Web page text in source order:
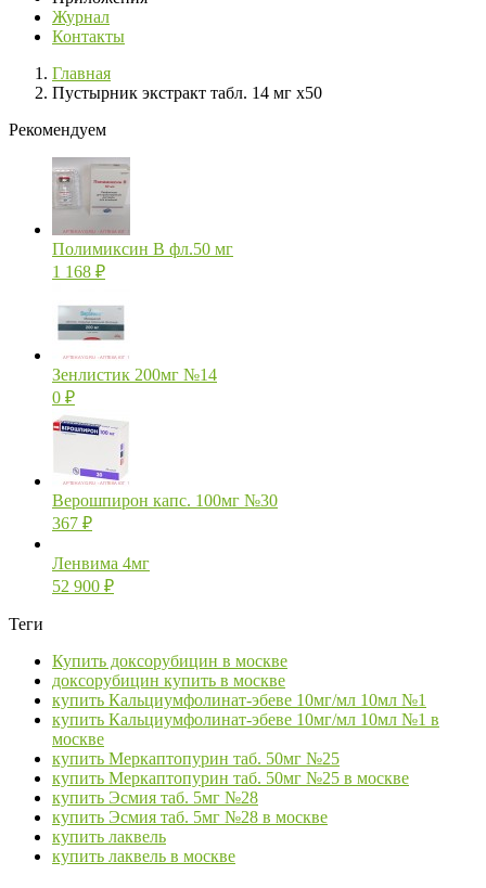
Журнал
Контакты
Главная
Пустырник экстракт табл. 14 мг х50
Рекомендуем
Полимиксин В фл.50 мг
1 168 ₽
Зенлистик 200мг №14
0 ₽
Верошпирон капс. 100мг №30
367 ₽
Ленвима 4мг
52 900 ₽
Теги
Купить доксорубицин в москве
доксорубицин купить в москве
купить Кальциумфолинат-эбеве 10мг/мл 10мл №1
купить Кальциумфолинат-эбеве 10мг/мл 10мл №1 в
москве
купить Меркаптопурин таб. 50мг №25
купить Меркаптопурин таб. 50мг №25 в москве
купить Эсмия таб. 5мг №28
купить Эсмия таб. 5мг №28 в москве
купить лаквель
купить лаквель в москве